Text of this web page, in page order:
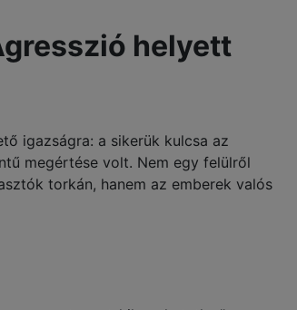
helyett
igazságra: a sikerük kulcsa az
megértése volt. Nem egy felülről
torkán, hanem az emberek valós